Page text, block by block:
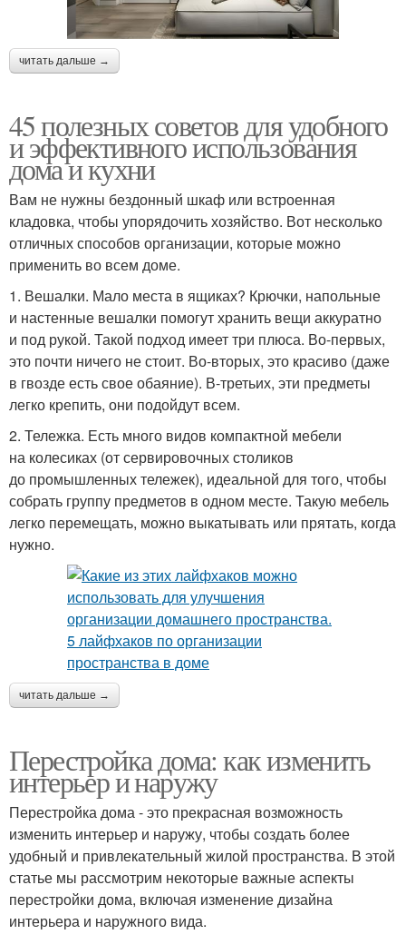
читать дальше →
45 полезных советов для удобного
и эффективного использования
дома и кухни
Вам не нужны бездонный шкаф или встроенная
кладовка, чтобы упорядочить хозяйство. Вот несколько
отличных способов организации, которые можно
применить во всем доме.
1. Вешалки. Мало места в ящиках? Крючки, напольные
и настенные вешалки помогут хранить вещи аккуратно
и под рукой. Такой подход имеет три плюса. Во-первых,
это почти ничего не стоит. Во-вторых, это красиво (даже
в гвозде есть свое обаяние). В-третьих, эти предметы
легко крепить, они подойдут всем.
2. Тележка. Есть много видов компактной мебели
на колесиках (от сервировочных столиков
до промышленных тележек), идеальной для того, чтобы
собрать группу предметов в одном месте. Такую мебель
легко перемещать, можно выкатывать или прятать, когда
нужно.
читать дальше →
Перестройка дома: как изменить
интерьер и наружу
Перестройка дома - это прекрасная возможность
изменить интерьер и наружу, чтобы создать более
удобный и привлекательный жилой пространства. В этой
статье мы рассмотрим некоторые важные аспекты
перестройки дома, включая изменение дизайна
интерьера и наружного вида.